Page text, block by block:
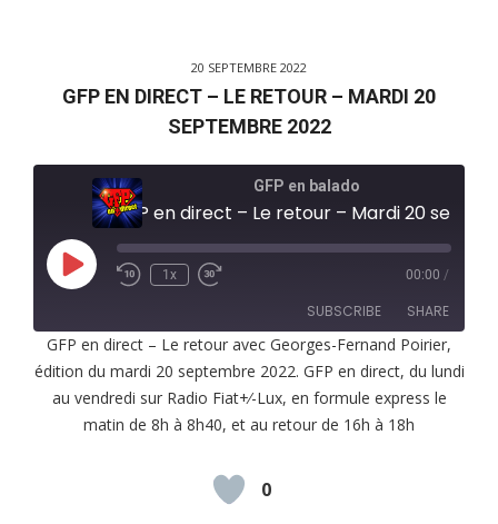
20 SEPTEMBRE 2022
GFP EN DIRECT – LE RETOUR – MARDI 20
SEPTEMBRE 2022
GFP en balado
Play
Episode
1x 00:00 /
SUBSCRIBE SHARE
RSS FEED
SHARE
LINK
GFP en direct – Le retour avec Georges-Fernand Poirier,
édition du mardi 20 septembre 2022. GFP en direct, du lundi
au vendredi sur Radio Fiat+⁄-Lux, en formule express le
matin de 8h à 8h40, et au retour de 16h à 18h
0